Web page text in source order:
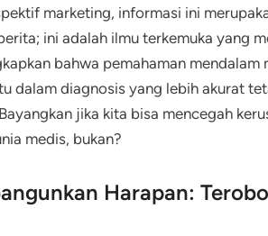
marketing, informasi ini
ini adalah ilmu terkemuka yang
bahwa pemahaman
dalam diagnosis yang lebih akurat
jika kita bisa mencegah
medis, bukan?
Harapan: